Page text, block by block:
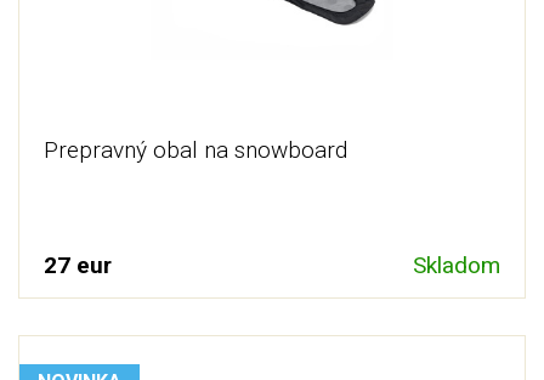
Prepravný obal na snowboard
27 eur Skladom